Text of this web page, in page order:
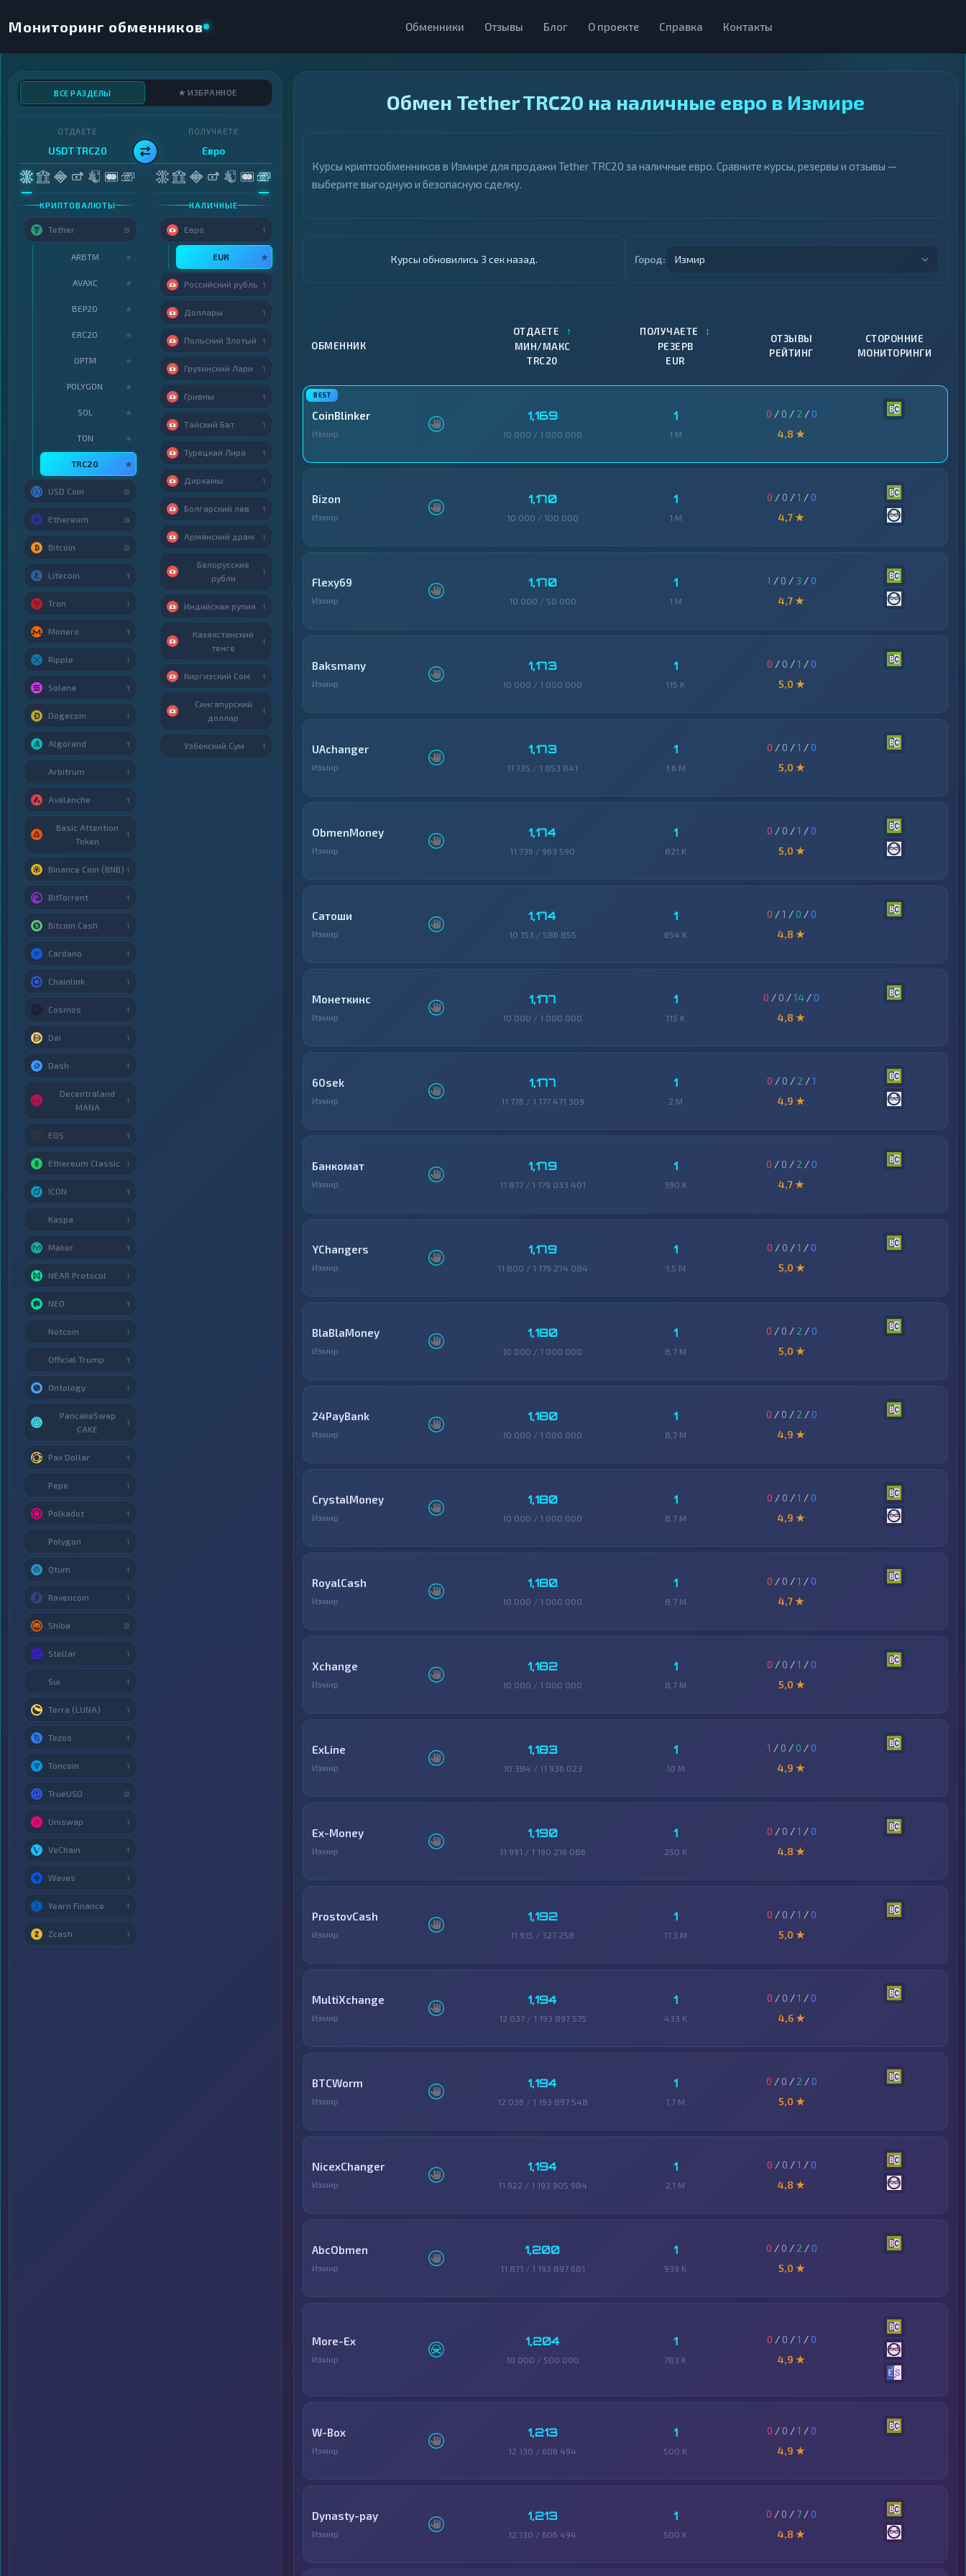
Мониторинг обменников Обменники Отзывы Блог О проекте Справка Контакты
Обмен Tether TRC20 на наличные евро в Измире
Курсы криптообменников в Измире для продажи Tether TRC20 за наличные евро. Сравните курсы, резервы и отзывы —
выберите выгодную и безопасную сделку.
Курсы обновились 4 сек назад. Город: Измир
ОБМЕННИК
ОТДАЕТЕ ↑
МИН/МАКС
TRC20
ПОЛУЧАЕТЕ ↕
РЕЗЕРВ
EUR
ОТЗЫВЫ
РЕЙТИНГ
СТОРОННИЕ
МОНИТОРИНГИ
CoinBlinker
Измир
1,169
10 000 / 1 000 000
1
1 M
0 / 0 / 2 /0
4,8 ★
Bizon
Измир
1,170
10 000 / 100 000
1
1 M
0 / 0 /1 /0
4,7 ★
Flexy69
Измир
1,170
10 000 / 50 000
1
1 M
1 / 0 / 3 /0
4,7 ★
Baksmany
Измир
1,173
10 000 / 1 000 000
1
115 K
0 / 0 /1 /0
5,0 ★
UAchanger
Измир
1,173
11 735 / 1 853 841
1
1,6 M
0 / 0 /1 /0
5,0 ★
ObmenMoney
Измир
1,174
11 736 / 963 590
1
821 K
0 / 0 /1 /0
5,0 ★
Сатоши
Измир
1,174
10 153 / 586 855
1
654 K
0 /1 / 0 /0
4,8 ★
Монеткинс
Измир
1,177
10 000 / 1 000 000
1
115 K
0 / 0 /14 /0
4,8 ★
60sek
Измир
1,177
11 776 / 1 177 471 309
1
2 M
0 / 0 / 2 /1
4,9 ★
Банкомат
Измир
1,179
11 877 / 1 179 033 401
1
390 K
0 / 0 / 2 /0
4,7 ★
YChangers
Измир
1,179
11 800 / 1 179 274 084
1
1,5 M
0 / 0 /1 /0
5,0 ★
BlaBlaMoney
Измир
1,180
10 000 / 1 000 000
1
8,7 M
0 / 0 / 2 /0
5,0 ★
24PayBank
Измир
1,180
10 000 / 1 000 000
1
8,7 M
0 / 0 / 2 /0
4,9 ★
CrystalMoney
Измир
1,180
10 000 / 1 000 000
1
8,7 M
0 / 0 /1 /0
4,9 ★
RoyalCash
Измир
1,180
10 000 / 1 000 000
1
8,7 M
0 / 0 /1 /0
4,7 ★
Xchange
Измир
1,182
10 000 / 1 000 000
1
8,7 M
0 / 0 /1 /0
5,0 ★
ExLine
Измир
1,183
10 384 / 11 936 023
1
10 M
1 / 0 / 0 /0
4,9 ★
Ex-Money
Измир
1,190
11 991 / 1 190 216 086
1
250 K
0 / 0 /1 /0
4,8 ★
ProstovCash
Измир
1,192
11 915 / 327 258
1
17,3 M
0 / 0 /1 /0
5,0 ★
MultiXchange
Измир
1,194
12 037 / 1 193 897 575
1
433 K
0 / 0 /1 /0
4,6 ★
BTCWorm
Измир
1,194
12 036 / 1 193 897 548
1
1,7 M
0 / 0 / 2 /0
5,0 ★
NicexChanger
Измир
1,194
11 922 / 1 193 905 984
1
2,1 M
0 / 0 /1 /0
4,8 ★
AbcObmen
Измир
1,200
11 871 / 1 193 897 681
1
939 K
0 / 0 / 2 /0
5,0 ★
More-Ex
Измир
1,204
10 000 / 500 000
1
783 K
0 / 0 /1 /0
4,9 ★
W-Box
Измир
1,213
12 130 / 606 494
1
500 K
0 / 0 /1 /0
4,9 ★
Dynasty-pay
Измир
1,213
12 130 / 606 494
1
500 K
0 / 0 / 7 /0
4,8 ★
ВСЕ РАЗДЕЛЫ ★ ИЗБРАННОЕ
ОТДАЁТЕ
USDT TRC20
КРИПТОВАЛЮТЫ
Tether 9
ARBTM ★
AVAXC ★
BEP20 ★
ERC20 ★
OPTM ★
POLYGON ★
SOL ★
TON ★
TRC20 ★
USD Coin 5
Ethereum 3
Bitcoin 2
Litecoin 1
Tron 1
Monero 1
Ripple 1
Solana 1
Dogecoin 1
Algorand 1
Arbitrum 1
Avalanche 1
Basic Attention
Token
1
Binance Coin (BNB) 1
BitTorrent 1
Bitcoin Cash 1
Cardano 1
Chainlink 1
Cosmos 1
Dai 1
Dash 1
Decentraland
MANA
1
EOS 1
Ethereum Classic 1
ICON 1
Kaspa 1
Maker 1
NEAR Protocol 1
NEO 1
Notcoin 1
Official Trump 1
Ontology 1
PancakeSwap
CAKE
1
Pax Dollar 1
Pepe 1
Polkadot 1
Polygon 1
Qtum 1
Ravencoin 1
Shiba 2
Stellar 1
Sui 1
Terra (LUNA) 1
Tezos 1
Toncoin 1
TrueUSD 2
Uniswap 1
VeChain 1
Waves 1
Yearn Finance 1
Zcash 1
ПОЛУЧАЕТЕ
Евро
НАЛИЧНЫЕ
Евро 1
EUR ★
Российский рубль 1
Доллары 1
Польский Злотый 1
Грузинский Лари 1
Гривны 1
Тайский Бат 1
Турецкая Лира 1
Дирхамы 1
Болгарский лев 1
Армянский драм 1
Белорусские
рубли
1
Индийская рупия 1
Казахстанский
тенге
1
Киргизский Сом 1
Сингапурский
доллар
1
Узбекский Сум 1